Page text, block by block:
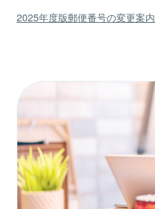
2025年度版郵便番号の変更案内